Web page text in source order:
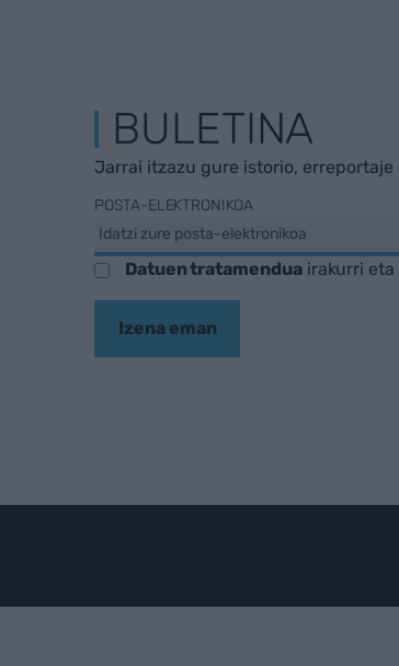
BULETINA
Jarrai itzazu gure istorio, erreportaje
POSTA-ELEKTRONIKOA
Datuen tratamenduairakurri eta
Izena eman